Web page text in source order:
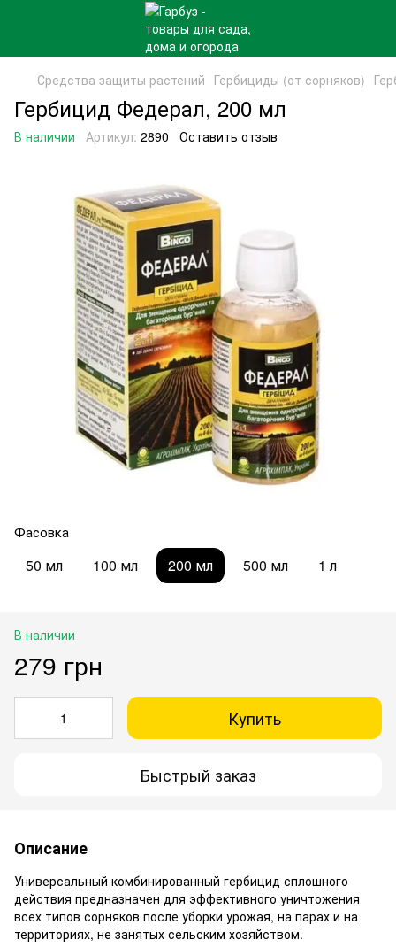
Средства защиты растений Гербициды (от сорняков)
Гербицид Федерал, 200 мл
В наличии Артикул: 2890 Оставить отзыв
Фасовка
50 мл 100 мл 200 мл 500 мл 1 л
В наличии
279 грн
Купить
Быстрый заказ
Описание
Универсальный комбинированный гербицид сплошного
действия предназначен для эффективного уничтожения
всех типов сорняков после уборки урожая, на парах и на
территориях, не занятых сельским хозяйством.